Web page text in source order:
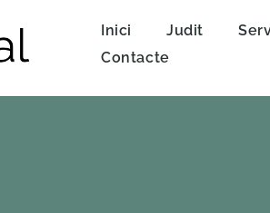
Inici Judit
Contacte